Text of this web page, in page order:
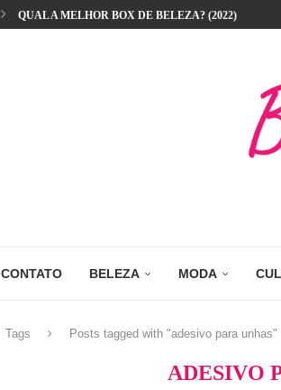
QUAL A MELHOR BOX DE BELEZA? (2022)
CONTATO BELEZA MODA
Tags Posts tagged with "adesivo para unhas"
ADESIVO